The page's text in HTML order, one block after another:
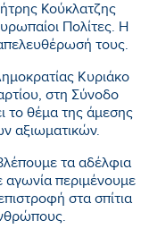
Κούκλατζης
Πολίτες. Η
τους.
Κυριάκο
στη Σύνοδο
το θέμα της άμεσης
αξιωματικών.
τα αδέλφια
αγωνία περιμένουμε
στα σπίτια